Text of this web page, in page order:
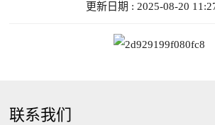
更新日期 : 2025-08-20
联系我们